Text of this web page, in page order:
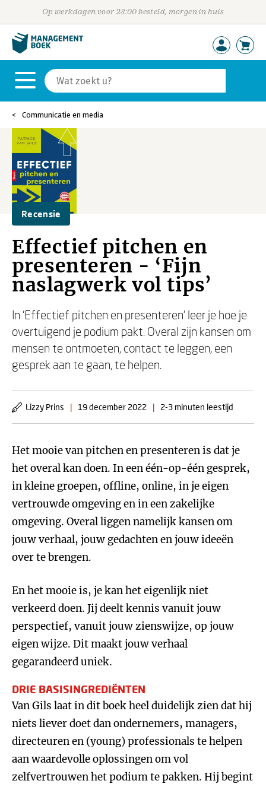
Op werkdagen voor 23:00 besteld, morgen in huis
Communicatie en media
Recensie
Effectief pitchen en
presenteren - ‘Fijn
naslagwerk vol tips’
In ‘Effectief pitchen en presenteren’ leer je hoe je
overtuigend je podium pakt. Overal zijn kansen om
mensen te ontmoeten, contact te leggen, een
gesprek aan te gaan, te helpen.
Lizzy Prins | 19 december 2022 | 2-3 minuten leestijd
Het mooie van pitchen en presenteren is dat je
het overal kan doen. In een één-op-één gesprek,
in kleine groepen, offline, online, in je eigen
vertrouwde omgeving en in een zakelijke
omgeving. Overal liggen namelijk kansen om
jouw verhaal, jouw gedachten en jouw ideeën
over te brengen.
En het mooie is, je kan het eigenlijk niet
verkeerd doen. Jij deelt kennis vanuit jouw
perspectief, vanuit jouw zienswijze, op jouw
eigen wijze. Dit maakt jouw verhaal
gegarandeerd uniek.
DRIE BASISINGREDIËNTEN
Van Gils laat in dit boek heel duidelijk zien dat hij
niets liever doet dan ondernemers, managers,
directeuren en (young) professionals te helpen
aan waardevolle oplossingen om vol
zelfvertrouwen het podium te pakken. Hij begint